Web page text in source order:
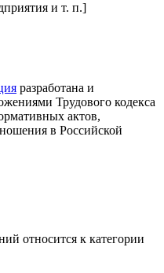
и т. п.]
разработана и
Трудового кодекса
актов,
в Российской
относится к категории